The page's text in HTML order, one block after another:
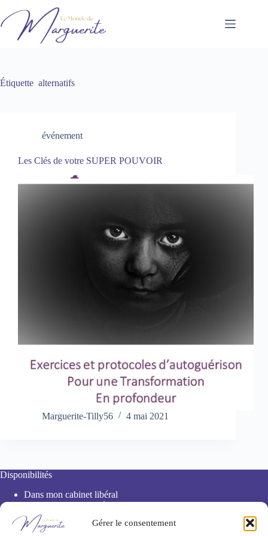
Gérer le consentement
au
contenu
Étiquette alternatifs
événement
Les Clés de votre SUPER POUVOIR
Marguerite-Tilly56 4 mai 2021
Disponibilités
Dans mon cabinet libéral
De chez vous en vidéo
Par téléphone
À distance sur photo